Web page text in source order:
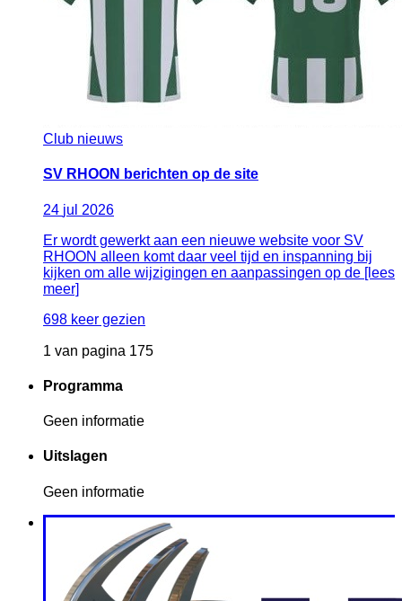
Club nieuws
SV RHOON berichten op de site
24 jul 2026
Er wordt gewerkt aan een nieuwe website voor SV
RHOON alleen komt daar veel tijd en inspanning bij
kijken om alle wijzigingen en aanpassingen op de [lees
meer]
698 keer gezien
1 van pagina 175
Programma
Geen informatie
Uitslagen
Geen informatie